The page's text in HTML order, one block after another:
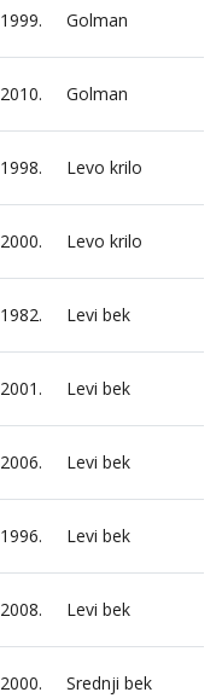
1999. Golman
2010. Golman
1998. Levo krilo
2000. Levo krilo
1982. Levi bek
2001. Levi bek
2006. Levi bek
1996. Levi bek
2008. Levi bek
2000. Srednji bek